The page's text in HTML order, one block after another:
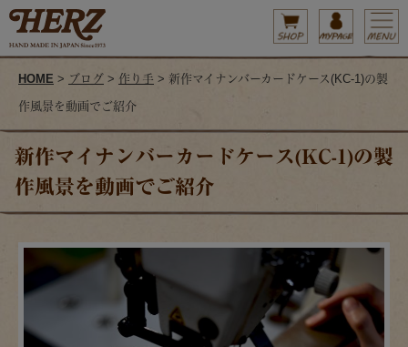
HOME > ブログ > 作り手 > 新作マイナンバーカードケース(KC-1)の製
作風景を動画でご紹介
新作マイナンバーカードケース(KC-1)の製
作風景を動画でご紹介